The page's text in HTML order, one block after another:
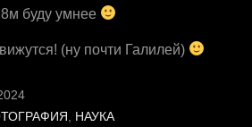
буду умнее
(ну почти Галилей)
НАУКА